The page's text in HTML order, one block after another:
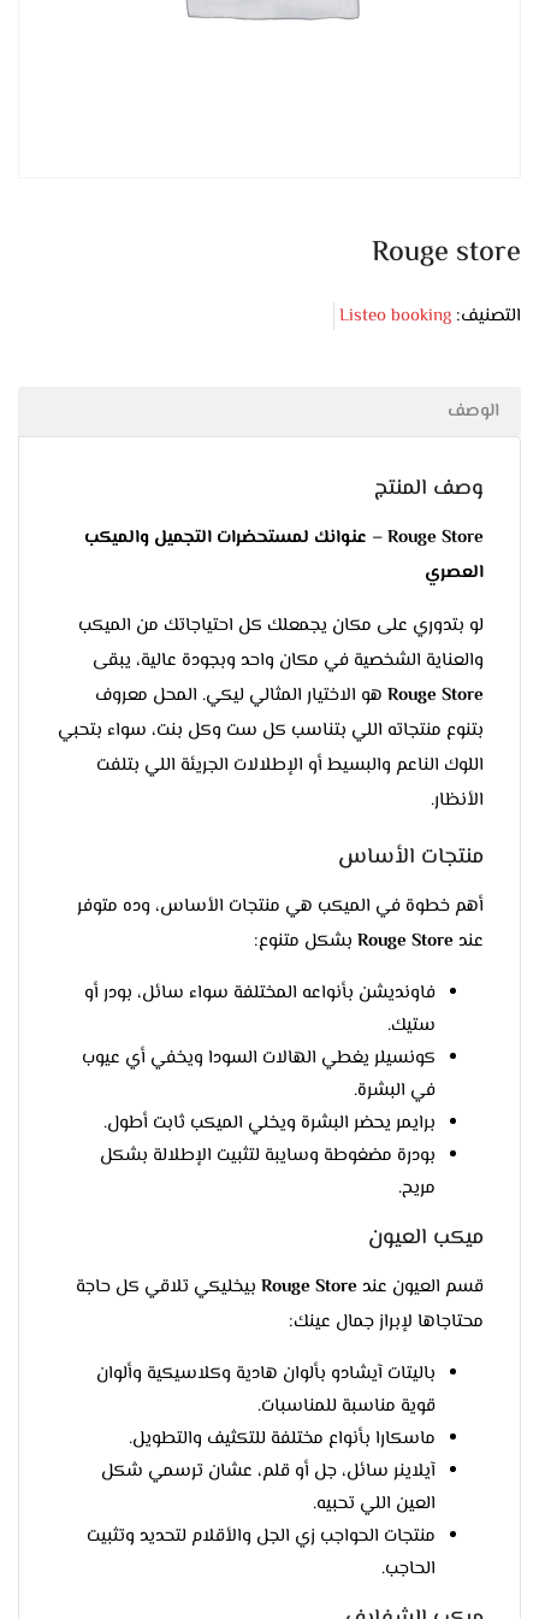
Rouge store
التصنيف: Listeo booking
الوصف
وصف المنتج
Rouge Store – عنوانك لمستحضرات التجميل والميكب
العصري
لو بتدوري على مكان يجمعلك كل احتياجاتك من الميكب
والعناية الشخصية في مكان واحد وبجودة عالية، يبقى
Rouge Store هو الاختيار المثالي ليكي. المحل معروف
بتنوع منتجاته اللي بتناسب كل ست وكل بنت، سواء بتحبي
اللوك الناعم والبسيط أو الإطلالات الجريئة اللي بتلفت
الأنظار.
منتجات الأساس
أهم خطوة في الميكب هي منتجات الأساس، وده متوفر
عندRouge Store بشكل متنوع:
فاونديشن بأنواعه المختلفة سواء سائل، بودر أو
ستيك.
كونسيلر يغطي الهالات السودا ويخفي أي عيوب
في البشرة.
برايمر يحضر البشرة ويخلي الميكب ثابت أطول.
بودرة مضغوطة وسايبة لتثبيت الإطلالة بشكل
مريح.
ميكب العيون
قسم العيون عندRouge Store بيخليكي تلاقي كل حاجة
محتاجاها لإبراز جمال عينك:
باليتات آيشادو بألوان هادية وكلاسيكية وألوان
قوية مناسبة للمناسبات.
ماسكارا بأنواع مختلفة للتكثيف والتطويل.
آيلاينر سائل، جل أو قلم، عشان ترسمي شكل
العين اللي تحبيه.
منتجات الحواجب زي الجل والأقلام لتحديد وتثبيت
الحاجب.